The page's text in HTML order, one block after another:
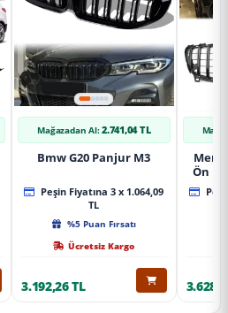
Mağazadan Al: 2.741,04 TL
Bmw G20 Panjur M3
Peşin Fiyatına 3 x 1.064,09
TL
%5 Puan Fırsatı
Ücretsiz Kargo
3.192,26 TL
Ön